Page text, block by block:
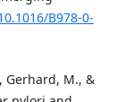
B978-0-
Gerhard, M., &